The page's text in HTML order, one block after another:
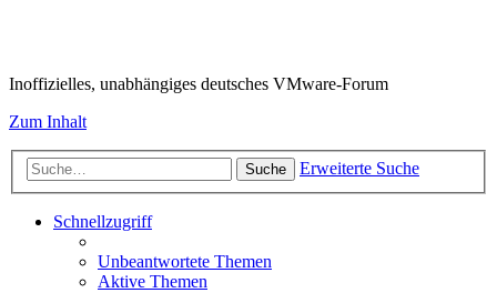
Inoffizielles, unabhängiges deutsches VMware-Forum
Zum Inhalt
Suche Erweiterte Suche
Schnellzugriff
Unbeantwortete Themen
Aktive Themen